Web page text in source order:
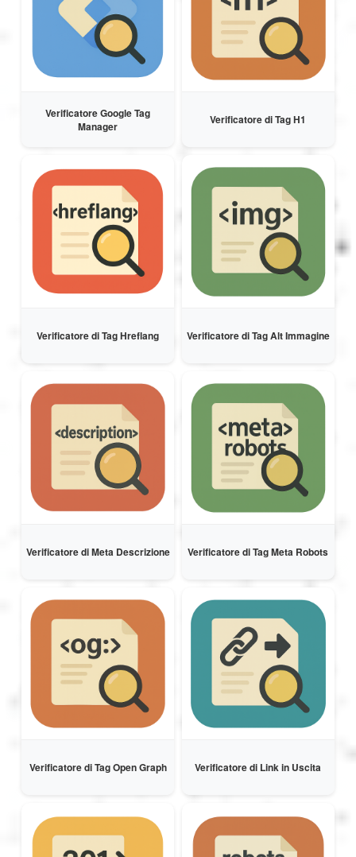
Verificatore Google Tag
Manager
Verificatore di Tag H1
Verificatore di Tag Hreflang Verificatore di Tag Alt Immagine
Verificatore di Meta Descrizione Verificatore di Tag Meta Robots
Verificatore di Tag Open Graph Verificatore di Link in Uscita